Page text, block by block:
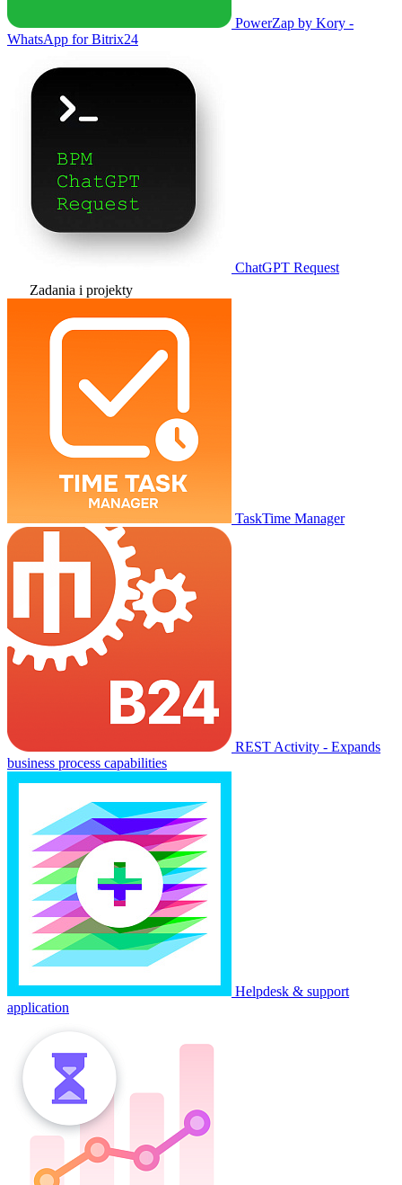
PowerZap by Kory -
WhatsApp for Bitrix24
ChatGPT Request
Zadania i projekty
TaskTime Manager
REST Activity - Expands
business process capabilities
Helpdesk & support
application